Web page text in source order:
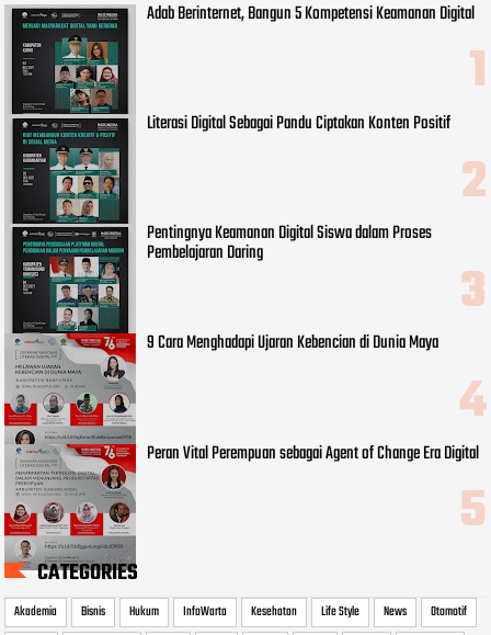
Adab Berinternet, Bangun 5 Kompetensi Keamanan Digital
Literasi Digital Sebagai Pandu Ciptakan Konten Positif
Pentingnya Keamanan Digital Siswa dalam Proses
Pembelajaran Daring
9 Cara Menghadapi Ujaran Kebencian di Dunia Maya
Peran Vital Perempuan sebagai Agent of Change Era Digital
CATEGORIES
Akademia Bisnis Hukum InfoWarta Kesehatan Life Style News
Otomotif